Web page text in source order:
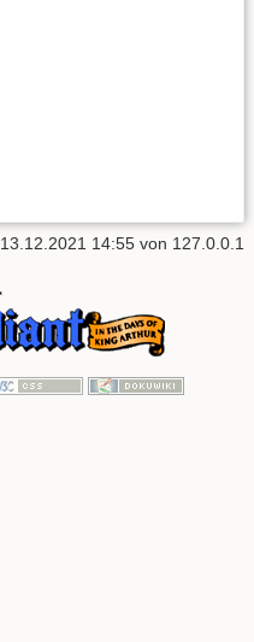
13.12.2021 14:55 von 127.0.0.1